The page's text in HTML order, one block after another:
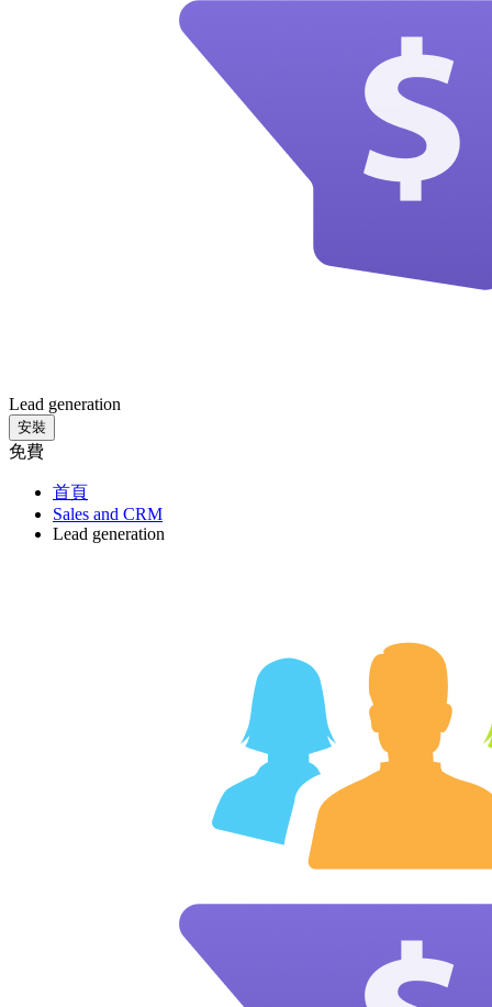
Lead generation
安裝
免費
首頁
Sales and CRM
Lead generation